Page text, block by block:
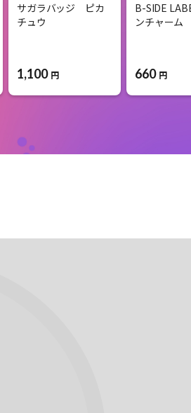
サガラバッジ ピカ
チュウ
1,100 円
B-SIDE
ンチャー
660 円